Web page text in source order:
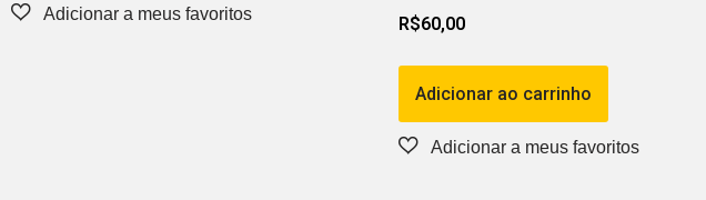
R$60,00
Adicionar ao carrinho